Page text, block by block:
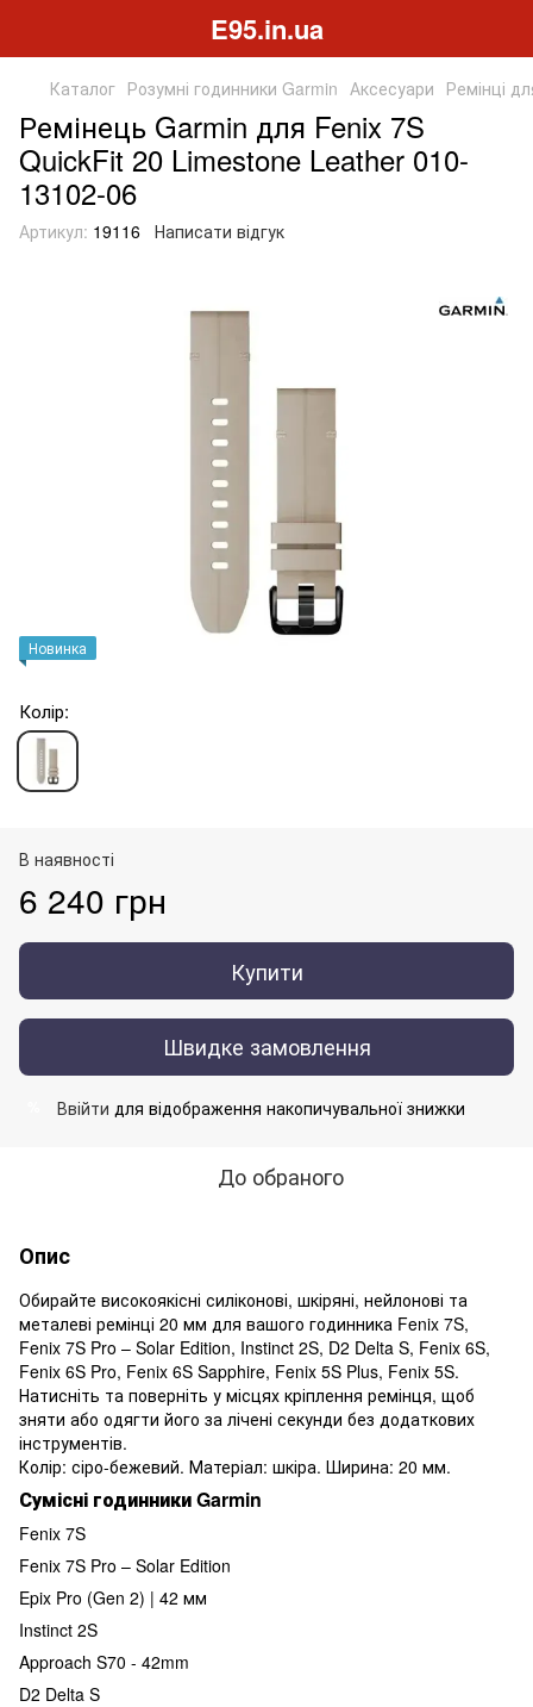
E95.in.ua
Каталог Розумні годинники Garmin Аксесуари Ремінці
Ремінець Garmin для Fenix 7S
QuickFit 20 Limestone Leather 010-
13102-06
Артикул: 19116 Написати відгук
Новинка
Колір:
В наявності
6 240 грн
Купити
Швидке замовлення
Ввійти для відображення накопичувальної знижки
До обраного
Опис
Обирайте високоякісні силіконові, шкіряні, нейлонові та
металеві ремінці 20 мм для вашого годинника Fenix 7S,
Fenix 7S Pro – Solar Edition, Instinct 2S, D2 Delta S, Fenix 6S,
Fenix 6S Pro, Fenix 6S Sapphire, Fenix 5S Plus, Fenix 5S.
Натисніть та поверніть у місцях кріплення ремінця, щоб
зняти або одягти його за лічені секунди без додаткових
інструментів.
Колір: сіро-бежевий. Матеріал: шкіра. Ширина: 20 мм.
Сумісні годинники Garmin
Fenix 7S
Fenix 7S Pro – Solar Edition
Epix Pro (Gen 2) | 42 мм
Instinct 2S
Approach S70 - 42mm
D2 Delta S